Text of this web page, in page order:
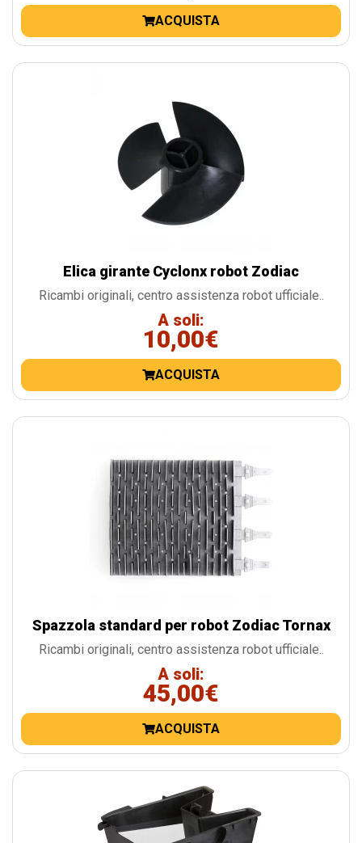
ACQUISTA
Elica girante Cyclonx robot Zodiac
Ricambi originali, centro assistenza robot ufficiale..
A soli:
10,00€
ACQUISTA
Spazzola standard per robot Zodiac Tornax
Ricambi originali, centro assistenza robot ufficiale..
A soli:
45,00€
ACQUISTA